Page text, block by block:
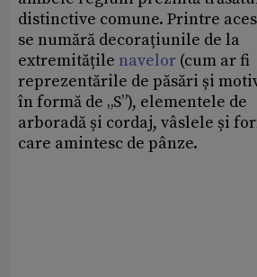
distinctive comune. Printre
se numără decorațiunile de la
extremitățile navelor (cum ar fi
reprezentările de păsări și
în formă de „S”), elementele de
arboradă și cordaj, vâslele și
care amintesc de pânze.